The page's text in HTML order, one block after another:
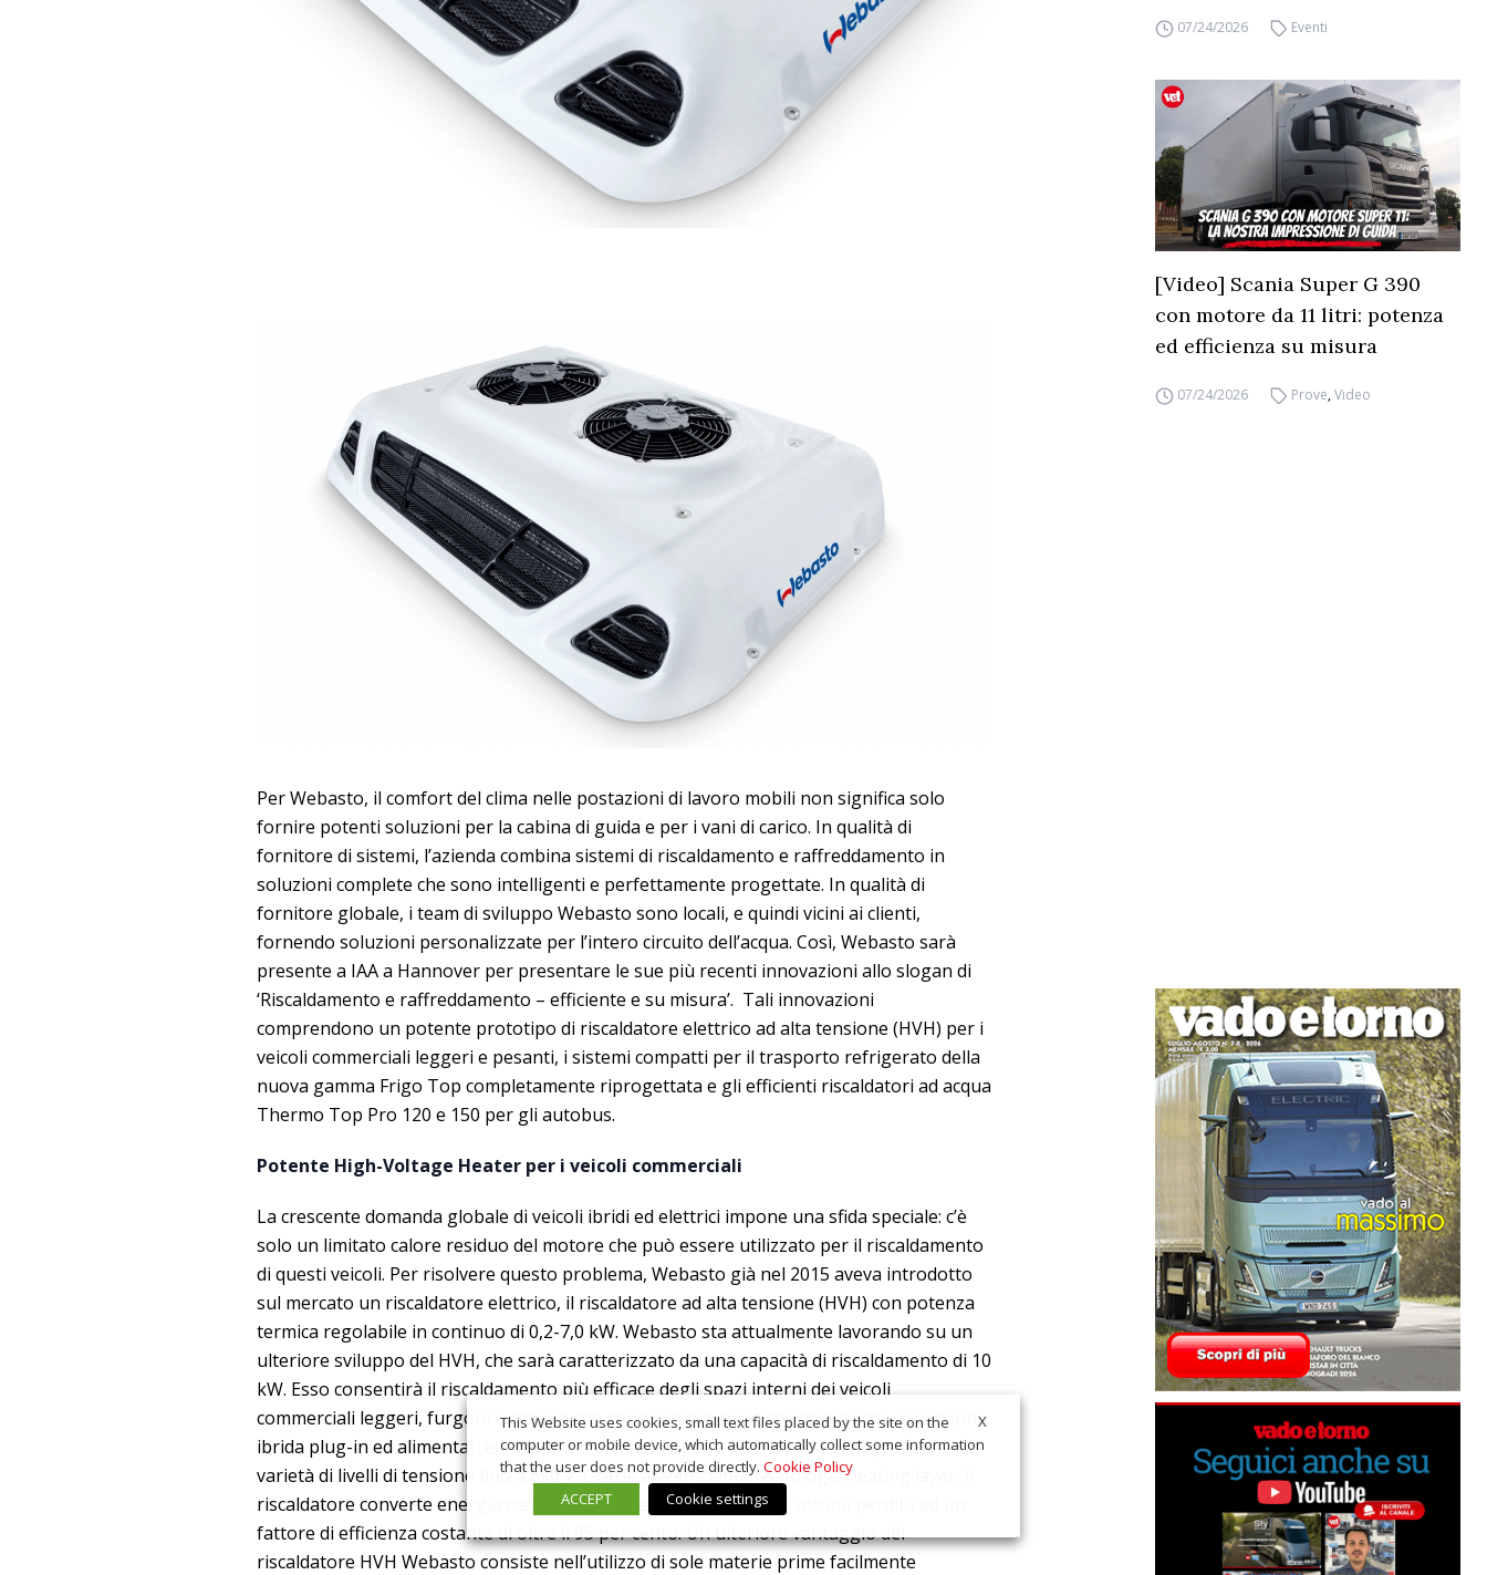
Per Webasto, il comfort del clima nelle postazioni di lavoro mobili non significa solo
fornire potenti soluzioni per la cabina di guida e per i vani di carico. In qualità di
fornitore di sistemi, l’azienda combina sistemi di riscaldamento e raffreddamento in
soluzioni complete che sono intelligenti e perfettamente progettate. In qualità di
fornitore globale, i team di sviluppo Webasto sono locali, e quindi vicini ai clienti,
fornendo soluzioni personalizzate per l’intero circuito dell’acqua. Così, Webasto sarà
presente a IAA a Hannover per presentare le sue più recenti innovazioni allo slogan di
‘Riscaldamento e raffreddamento – efficiente e su misura’. Tali innovazioni
comprendono un potente prototipo di riscaldatore elettrico ad alta tensione (HVH) per i
veicoli commerciali leggeri e pesanti, i sistemi compatti per il trasporto refrigerato della
nuova gamma Frigo Top completamente riprogettata e gli efficienti riscaldatori ad acqua
Thermo Top Pro 120 e 150 per gli autobus.
Potente High-Voltage Heater per i veicoli commerciali
La crescente domanda globale di veicoli ibridi ed elettrici impone una sfida speciale: c’è
solo un limitato calore residuo del motore che può essere utilizzato per il riscaldamento
di questi veicoli. Per risolvere questo problema, Webasto già nel 2015 aveva introdotto
sul mercato un riscaldatore elettrico, il riscaldatore ad alta tensione (HVH) con potenza
termica regolabile in continuo di 0,2-7,0 kW. Webasto sta attualmente lavorando su un
ulteriore sviluppo del HVH, che sarà caratterizzato da una capacità di riscaldamento di 10
kW. Esso consentirà il riscaldamento più efficace degli spazi interni dei veicoli
commerciali leggeri, furgoni e camion che sono sempre più disponibili anche in versione
ibrida plug-in ed alimentati elettricamente. Il riscaldatore HVH da 10 kW copre una
varietà di livelli di tensione fino a 850 V. Grazie alla efficiente tecnologia heating layer, il
riscaldatore converte energia elettrica in calore senza pressoché alcuna perdita ad un
fattore di efficienza costante di oltre il 95 per cento. Un ulteriore vantaggio del
riscaldatore HVH Webasto consiste nell’utilizzo di sole materie prime facilmente
07/24/2026 Eventi
[Video] Scania Super G 390
con motore da 11 litri: potenza
ed efficienza su misura
07/24/2026 Prove,Video
X
This Website uses cookies, small text files placed by the site on the
computer or mobile device, which automatically collect some information
that the user does not provide directly. Cookie Policy
ACCEPT
Cookie settings